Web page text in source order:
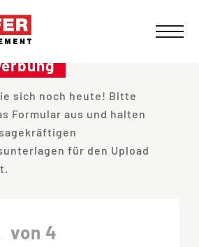
sich noch heute! Bitte
Formular aus und halten
für den Upload